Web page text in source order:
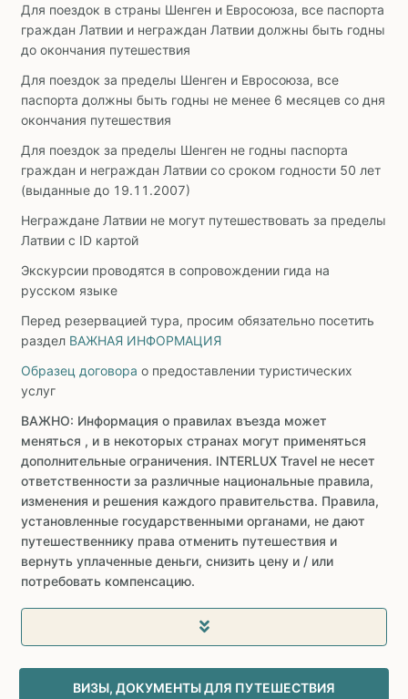
Для поездок в страны Шенген и Евросоюза, все паспорта
граждан Латвии и неграждан Латвии должны быть годны
до окончания путешествия
Для поездок за пределы Шенген и Евросоюза, все
паспорта должны быть годны не менее 6 месяцев со дня
окончания путешествия
Для поездок за пределы Шенген не годны паспорта
граждан и неграждан Латвии со сроком годности 50 лет
(выданные до 19.11.2007)
Неграждане Латвии не могут путешествовать за пределы
Латвии с ID картой
Экскурсии проводятся в сопровождении гида на
русском языке
Перед резервацией тура, просим обязательно посетить
раздел ВАЖНАЯ ИНФОРМАЦИЯ
Образец договора о предоставлении туристических
услуг
ВАЖНО: Информация о правилах въезда может
меняться , и в некоторых странах могут применяться
дополнительные ограничения. INTERLUX Travel не несет
ответственности за различные национальные правила,
изменения и решения каждого правительства. Правила,
установленные государственными органами, не дают
путешественнику права отменить путешествия и
вернуть уплаченные деньги, снизить цену и / или
потребовать компенсацию.
ВИЗЫ, ДОКУМЕНТЫ ДЛЯ ПУТЕШЕСТВИЯ